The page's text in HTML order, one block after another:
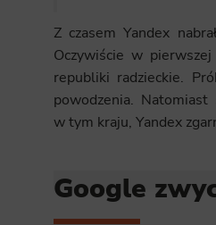
Z czasem Yandex
Oczywiście w
republiki radzieckie.
powodzenia.
w tym kraju, Yandex
Google